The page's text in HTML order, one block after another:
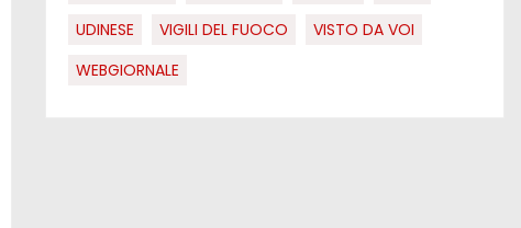
UDINESE
VIGILI DEL FUOCO
VISTO DA VOI
WEBGIORNALE